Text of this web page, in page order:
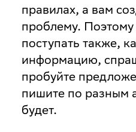
правилах, а вам
проблему. Поэтому
поступать также,
информацию,
пробуйте
пишите по разным
будет.